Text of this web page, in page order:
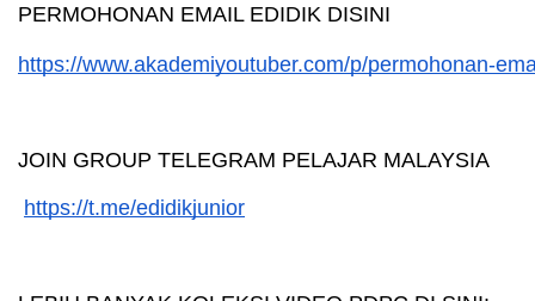
PERMOHONAN EMAIL EDIDIK DISINI
https://www.akademiyoutuber.com/p/permohonan-
JOIN GROUP TELEGRAM PELAJAR MALAYSIA
https://t.me/edidikjunior